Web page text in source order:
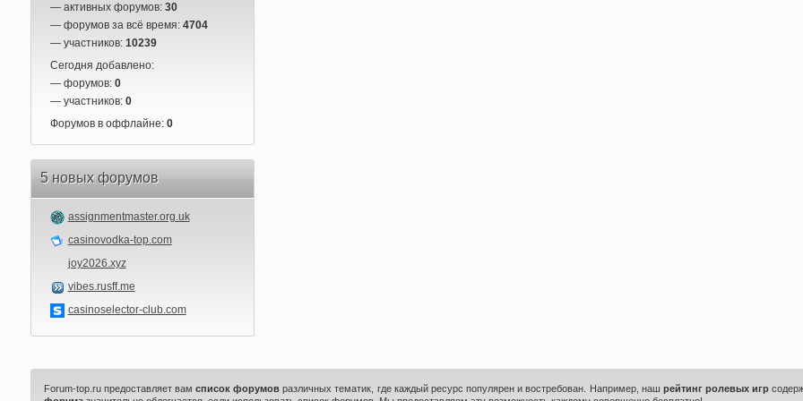
— активных форумов: 30
— форумов за всё время: 4704
— участников: 10239
Сегодня добавлено:
— форумов: 0
— участников: 0
Форумов в оффлайне: 0
5 новых форумов
assignmentmaster.org.uk
casinovodka-top.com
joy2026.xyz
vibes.rusff.me
casinoselector-club.com
Forum-top.ru предоставляет вамсписок форумов различных тематик, где каждый ресурс популярен и востребован. Например, наш рейтинг ролевых игр